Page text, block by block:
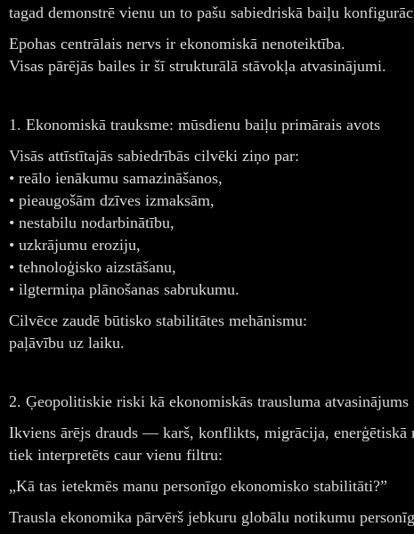
tagad demonstrē vienu un to pašu sabiedriskā baiļu
Epohas centrālais nervs ir ekonomiskā nenoteiktība.
Visas pārējās bailes ir šī strukturālā stāvokļa atvasinājumi.
1. Ekonomiskā trauksme: mūsdienu baiļu primārais avots
Visās attīstītajās sabiedrībās cilvēki ziņo par:
• reālo ienākumu samazināšanos,
• pieaugošām dzīves izmaksām,
• nestabilu nodarbinātību,
• uzkrājumu eroziju,
• tehnoloģisko aizstāšanu,
• ilgtermiņa plānošanas sabrukumu.
Cilvēce zaudē būtisko stabilitātes mehānismu:
paļāvību uz laiku.
2. Ģeopolitiskie riski kā ekonomiskās trausluma atvasinājums
Ikviens ārējs drauds — karš, konflikts, migrācija,
tiek interpretēts caur vienu filtru:
„Kā tas ietekmēs manu personīgo ekonomisko stabilitāti?”
Trausla ekonomika pārvērš jebkuru globālu notikumu